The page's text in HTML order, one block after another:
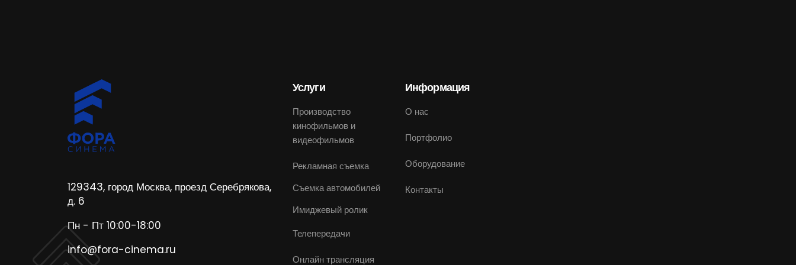
129343, город Москва, проезд Серебрякова,
д. 6
Пн - Пт 10:00-18:00
info@fora-cinema.ru
Услуги
Производство
кинофильмов и
видеофильмов
Рекламная съемка
Съемка автомобилей
Имиджевый ролик
Телепередачи
Онлайн трансляция
Информация
О нас
Портфолио
Оборудование
Контакты